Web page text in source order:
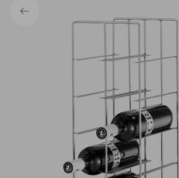
pris
Tillbaka